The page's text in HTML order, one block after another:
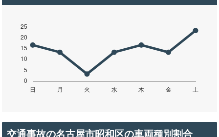
交通事故の名古屋市昭和区の車両種別割合